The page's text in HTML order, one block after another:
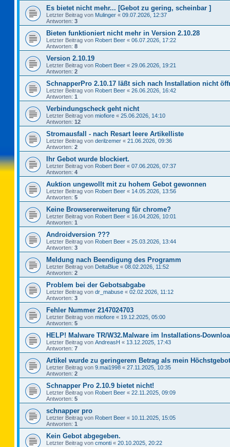
Es bietet nicht mehr... [Gebot zu gering, scheinbar ]
Letzter Beitrag von Mulinger « 09.07.2026, 12:37
Antworten: 3
Bieten funktioniert nicht mehr in Version 2.10.28
Letzter Beitrag von Robert Beer « 06.07.2026, 17:22
Antworten: 8
Version 2.10.19
Letzter Beitrag von Robert Beer « 29.06.2026, 19:21
Antworten: 2
SchnapperPro 2.10.17 läßt sich nach Installation nicht
Letzter Beitrag von Robert Beer « 26.06.2026, 16:42
Antworten: 1
Verbindungscheck geht nicht
Letzter Beitrag von miofiore « 25.06.2026, 14:10
Antworten: 12
Stromausfall - nach Resart leere Artikelliste
Letzter Beitrag von derilzemer « 21.06.2026, 09:36
Antworten: 2
Ihr Gebot wurde blockiert.
Letzter Beitrag von Robert Beer « 07.06.2026, 07:37
Antworten: 4
Auktion ungewollt mit zu hohem Gebot gewonnen
Letzter Beitrag von Robert Beer « 14.05.2026, 13:56
Antworten: 5
Keine Browsererweiterung für chrome?
Letzter Beitrag von Robert Beer « 16.04.2026, 10:01
Antworten: 1
Androidversion ???
Letzter Beitrag von Robert Beer « 25.03.2026, 13:44
Antworten: 3
Meldung nach Beendigung des Programm
Letzter Beitrag von DeltaBlue « 08.02.2026, 11:52
Antworten: 2
Problem bei der Gebotsabgabe
Letzter Beitrag von dr_mabuse « 02.02.2026, 11:12
Antworten: 3
Fehler Nummer 2147024703
Letzter Beitrag von miofiore « 19.12.2025, 05:00
Antworten: 5
HELP! Malware TR/W32.Malware im Installations-
Letzter Beitrag von AndreasH « 13.12.2025, 17:43
Antworten: 7
Artikel wurde zu geringerem Betrag als mein
Letzter Beitrag von 9.mai1998 « 27.11.2025, 10:35
Antworten: 2
Schnapper Pro 2.10.9 bietet nicht!
Letzter Beitrag von Robert Beer « 22.11.2025, 09:09
Antworten: 5
schnapper pro
Letzter Beitrag von Robert Beer « 10.11.2025, 15:05
Antworten: 1
Kein Gebot abgegeben.
Letzter Beitrag von cmonti « 20.10.2025, 20:22